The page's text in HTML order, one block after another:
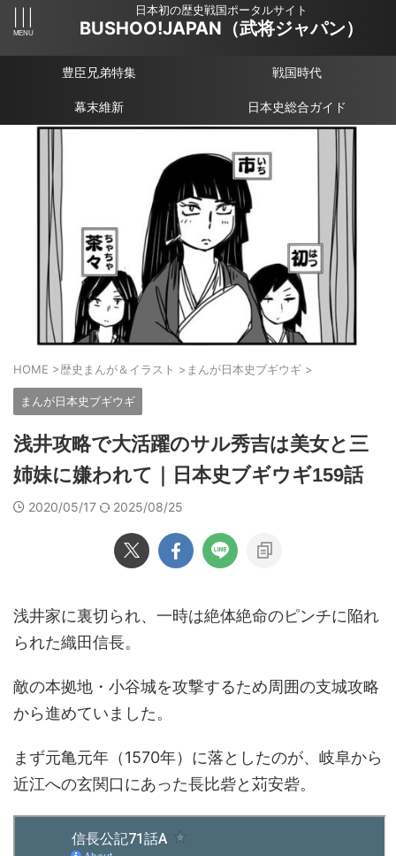
日本初の歴史戦国ポータルサイト
BUSHOO!JAPAN（武将ジャパン）
豊臣兄弟特集 戦国時代
幕末維新 日本史総合ガイド
HOME >歴史まんが＆イラスト > まんが日本史ブギウギ >
まんが日本史ブギウギ
浅井攻略で大活躍のサル秀吉は美女と三
姉妹に嫌われて｜日本史ブギウギ159話
2020/05/17 2025/08/25
浅井家に裏切られ、一時は絶体絶命のピンチに陥れ
られた織田信長。
敵の本拠地・小谷城を攻撃するため周囲の支城攻略
から進めていました。
まず元亀元年（1570年）に落としたのが、岐阜から
近江への玄関口にあった長比砦と苅安砦。